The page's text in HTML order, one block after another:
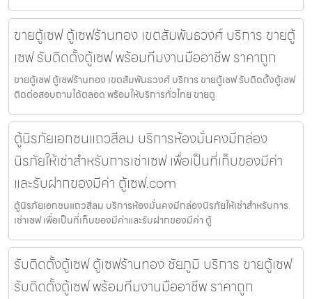
ขายตู้เซฟ ตู้เซฟร้านทอง เขตสัมพันธวงศ์ บริการ ขายตู้
เซฟ รับติดตั้งตู้เซฟ พร้อมทีมงานมืออาชีพ ราคาถูก
ขายตู้เซฟ ตู้เซฟร้านทอง เขตสัมพันธวงศ์ บริการ ขายตู้เซฟ รับติดตั้งตู้เซฟ
ติดต่อสอบถามได้ตลอด พร้อมให้บริการทั่วไทย ขายตู
ตู้นิรภัยเอกชนแถวสีลม บริการห้องมั่นคงมีกล่อง
นิรภัยให้เช่าสำหรับการเช่าเซฟ เพื่อเป็นที่เก็บของมีค่า
และรับฝากของมีค่า ตู้เซฟ.com
ตู้นิรภัยเอกชนแถวสีลม บริการห้องมั่นคงมีกล่องนิรภัยให้เช่าสำหรับการ
เช่าเซฟ เพื่อเป็นที่เก็บของมีค่าและรับฝากของมีค่า ตู้
รับติดตั้งตู้เซฟ ตู้เซฟร้านทอง ชัยภูมิ บริการ ขายตู้เซฟ
รับติดตั้งตู้เซฟ พร้อมทีมงานมืออาชีพ ราคาถูก